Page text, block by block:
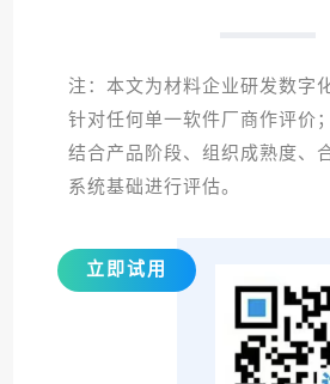
注：本文为材料企业研发数字
针对任何单一软件厂商作评价
结合产品阶段、组织成熟度、
系统基础进行评估。
立即试用